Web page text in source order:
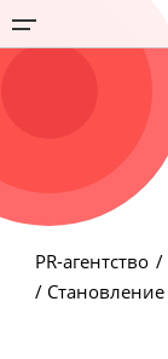
PR-агентство